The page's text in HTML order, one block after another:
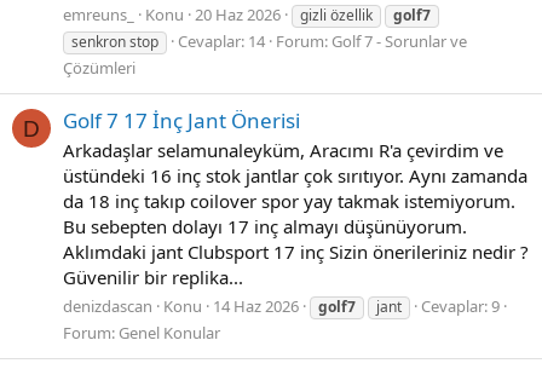
emreuns_ Konu 20 Haz 2026 gizli özellik
golf7
senkron stop
Cevaplar: 14 Forum: Golf 7 - Sorunlar ve
Çözümleri
D Golf 7 17 İnç Jant Önerisi
Arkadaşlar selamunaleyküm, Aracımı R'a çevirdim ve
üstündeki 16 inç stok jantlar çok sırıtıyor. Aynı zamanda
da 18 inç takıp coilover spor yay takmak istemiyorum.
Bu sebepten dolayı 17 inç almayı düşünüyorum.
Aklımdaki jant Clubsport 17 inç Sizin önerileriniz nedir ?
Güvenilir bir replika...
denizdascan Konu 14 Haz 2026 golf7 jant
Cevaplar: 9
Forum: Genel Konular